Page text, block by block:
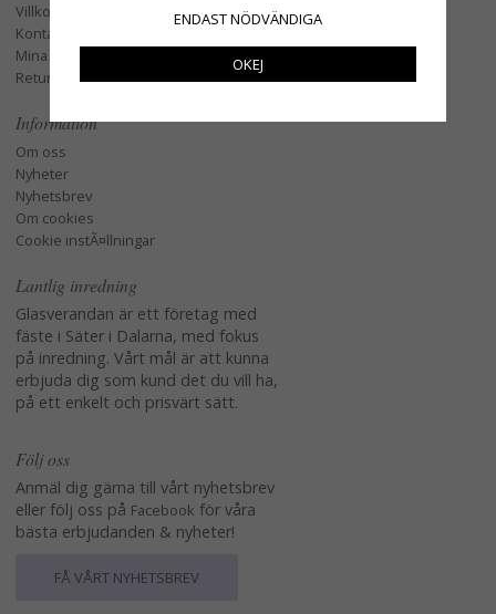
Villkor
Kontakta oss
Mina favoriter
Retur och Reklamation
Information
Om oss
Nyheter
Nyhetsbrev
Om cookies
Cookie instÃ¤llningar
Lantlig inredning
Glasverandan är ett företag med
fäste i Säter i Dalarna, med fokus
på inredning. Vårt mål är att kunna
erbjuda dig som kund det du vill ha,
på ett enkelt och prisvärt sätt.
Följ oss
Anmäl dig gärna till vårt nyhetsbrev
eller följ oss på Facebook för våra
bästa erbjudanden & nyheter!
FÅ VÅRT NYHETSBREV
ENDAST NÖDVÄNDIGA
OKEJ